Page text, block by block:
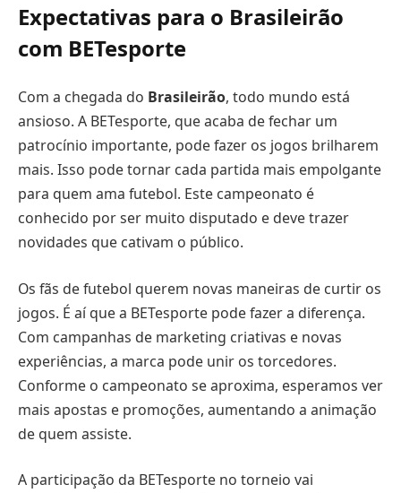
Expectativas para o Brasileirão
com BETesporte
Com a chegada do Brasileirão, todo mundo está
ansioso. A BETesporte, que acaba de fechar um
patrocínio importante, pode fazer os jogos brilharem
mais. Isso pode tornar cada partida mais empolgante
para quem ama futebol. Este campeonato é
conhecido por ser muito disputado e deve trazer
novidades que cativam o público.
Os fãs de futebol querem novas maneiras de curtir os
jogos. É aí que a BETesporte pode fazer a diferença.
Com campanhas de marketing criativas e novas
experiências, a marca pode unir os torcedores.
Conforme o campeonato se aproxima, esperamos ver
mais apostas e promoções, aumentando a animação
de quem assiste.
A participação da BETesporte no torneio vai